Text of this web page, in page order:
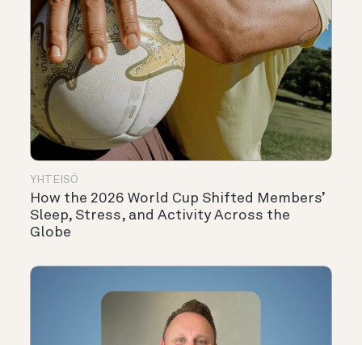
YHTEISÖ
How the 2026 World Cup Shifted Members’
Sleep, Stress, and Activity Across the
Globe